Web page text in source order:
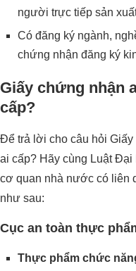
người trực tiếp sản
Có đăng ký ngành,
chứng nhận đăng ký
Giấy chứng nhận
cấp?
Để trả lời cho câu hỏi
ai cấp? Hãy cùng Luật Đại
cơ quan nhà nước có liên
như sau:
Cục an toàn thực
Thực phẩm chức